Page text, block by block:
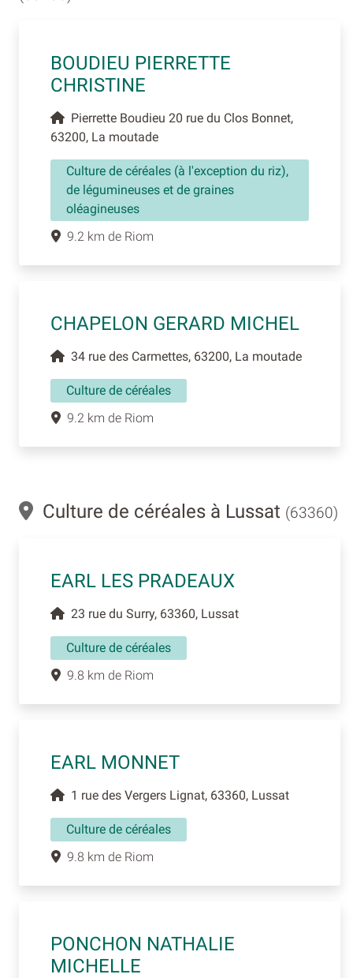
BOUDIEU PIERRETTE
CHRISTINE
Pierrette Boudieu 20 rue du Clos Bonnet,
63200, La moutade
Culture de céréales (à l'exception du riz),
de légumineuses et de graines
oléagineuses
9.2 km de Riom
CHAPELON GERARD MICHEL
34 rue des Carmettes, 63200, La moutade
Culture de céréales
9.2 km de Riom
Culture de céréales à Lussat (63360)
EARL LES PRADEAUX
23 rue du Surry, 63360, Lussat
Culture de céréales
9.8 km de Riom
EARL MONNET
1 rue des Vergers Lignat, 63360, Lussat
Culture de céréales
9.8 km de Riom
PONCHON NATHALIE
MICHELLE